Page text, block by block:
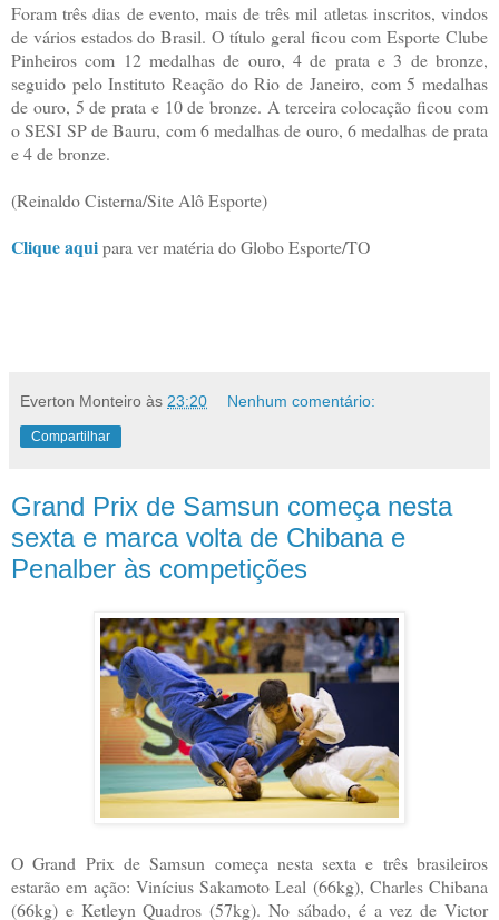
Foram três dias de evento, mais de três mil atletas inscritos, vindos
de vários estados do Brasil. O título geral ficou com Esporte Clube
Pinheiros com 12 medalhas de ouro, 4 de prata e 3 de bronze,
seguido pelo Instituto Reação do Rio de Janeiro, com 5 medalhas
de ouro, 5 de prata e 10 de bronze. A terceira colocação ficou com
o SESI SP de Bauru, com 6 medalhas de ouro, 6 medalhas de prata
e 4 de bronze.
(Reinaldo Cisterna/Site Alô Esporte)
Clique aquipara ver matéria do Globo Esporte/TO
Everton Monteiro às 23:20 Nenhum comentário:
Compartilhar
Grand Prix de Samsun começa nesta
sexta e marca volta de Chibana e
Penalber às competições
O Grand Prix de Samsun começa nesta sexta e três brasileiros
estarão em ação: Vinícius Sakamoto Leal (66kg), Charles Chibana
(66kg) e Ketleyn Quadros (57kg). No sábado, é a vez de Victor